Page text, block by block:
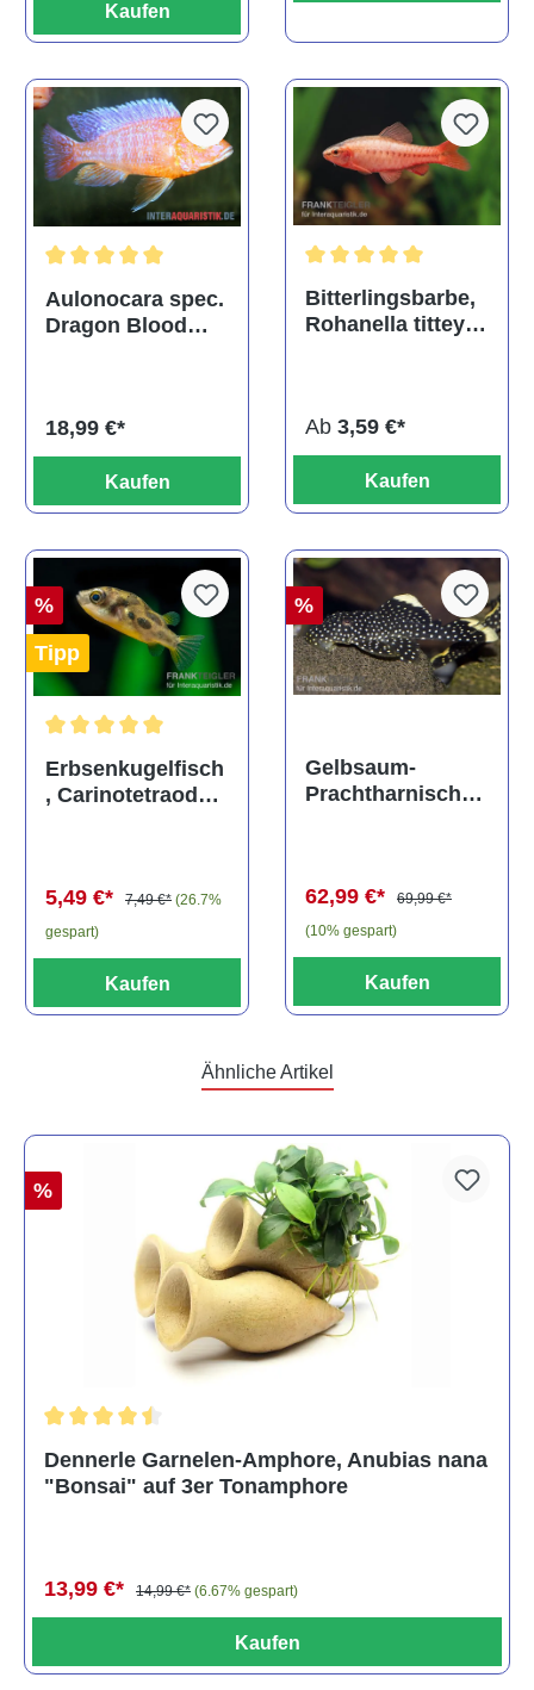
Kaufen
Durchschnittliche Bewertung von 5 von 5 Sternen
Aulonocara spec.
Dragon Blood
18,99 €*
Kaufen
Bitterlingsbarbe,
Rohanella titteya,
Ab 3,59 €*
Kaufen
%
Tipp
Durchschnittliche Bewertung von 5 von 5 Sternen
Erbsenkugelfisch
, Carinotetraodon
5,49 €* 7,49 €* (26.7%
gespart)
Kaufen
%
Gelbsaum-
Prachtharnischw
62,99 €*
69,99 €*
(10% gespart)
Kaufen
Ähnliche Artikel
%
Dennerle Garnelen-Amphore, Anubias nana
"Bonsai" auf 3er Tonamphore
13,99 €* 14,99 €* (6.67% gespart)
Kaufen